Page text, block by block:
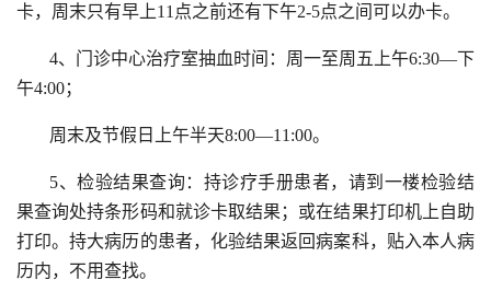
卡，周末只有早上11点之前还有下午2-5点之间可以办卡。
4、门诊中心治疗室抽血时间：周一至周五上午6:30—下
午4:00；
周末及节假日上午半天8:00—11:00。
5、检验结果查询：持诊疗手册患者，请到一楼检验结
果查询处持条形码和就诊卡取结果；或在结果打印机上自助
打印。持大病历的患者，化验结果返回病案科，贴入本人病
历内，不用查找。